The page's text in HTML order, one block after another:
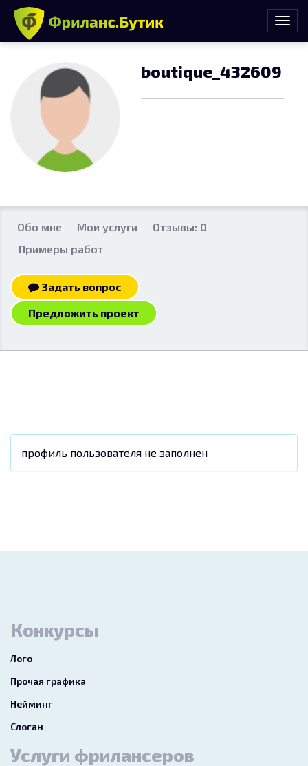
boutique_432609
Обо мне Мои услуги
Отзывы: 0
Примеры работ
Задать вопрос
Предложить проект
профиль пользователя не заполнен
Конкурсы
Лого
Прочая графика
Нейминг
Слоган
Услуги фрилансеров